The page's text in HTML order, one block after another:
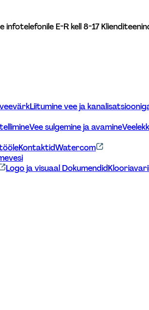
infotelefonile E-R kell 8-17
Liitumine vee ja
Vee sulgemine ja avamine
KontaktidWatercom
Logo ja visuaal Dokumendid